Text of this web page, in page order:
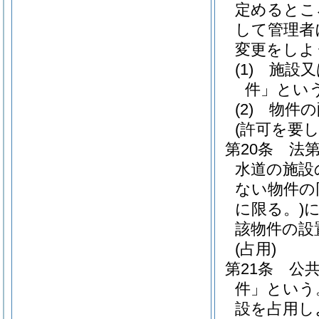
定めると
して管理
変更をし
(1)
施設
件」とい
(2)
物件
(許可を要
第20条
法
水道の施
ない物件
に限る。)
該物件の
(占用)
第21条
公
件」という
設を占用